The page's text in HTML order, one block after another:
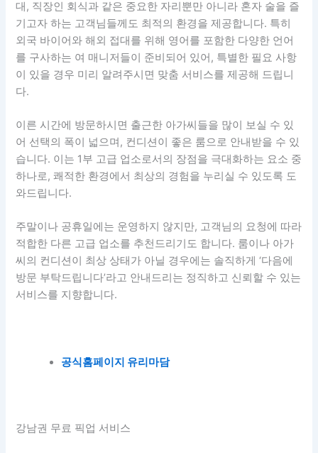
대, 직장인 회식과 같은 중요한 자리뿐만 아니라 혼자 술을 즐
기고자 하는 고객님들께도 최적의 환경을 제공합니다. 특히
외국 바이어와 해외 접대를 위해 영어를 포함한 다양한 언어
를 구사하는 여 매니저들이 준비되어 있어, 특별한 필요 사항
이 있을 경우 미리 알려주시면 맞춤 서비스를 제공해 드립니
다.
이른 시간에 방문하시면 출근한 아가씨들을 많이 보실 수 있
어 선택의 폭이 넓으며, 컨디션이 좋은 룸으로 안내받을 수 있
습니다. 이는 1부 고급 업소로서의 장점을 극대화하는 요소 중
하나로, 쾌적한 환경에서 최상의 경험을 누리실 수 있도록 도
와드립니다.
주말이나 공휴일에는 운영하지 않지만, 고객님의 요청에 따라
적합한 다른 고급 업소를 추천드리기도 합니다. 룸이나 아가
씨의 컨디션이 최상 상태가 아닐 경우에는 솔직하게 ‘다음에
방문 부탁드립니다’라고 안내드리는 정직하고 신뢰할 수 있는
서비스를 지향합니다.
공식홈페이지 유리마담
강남권 무료 픽업 서비스